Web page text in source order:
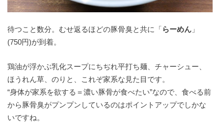
待つこと数分。むせ返るほどの豚骨臭と共に「 らーめん 」
(750円)が到着。
鶏油が浮かぶ乳化スープにちぢれ平打ち麺、チャーシュー、
ほうれん草、のりと、これぞ家系な見た目です。
“身体が家系を欲する＝濃い豚骨が食べたい”なので、食べる前
から豚骨臭がプンプンしているのはポイントアップでしかな
いですね。